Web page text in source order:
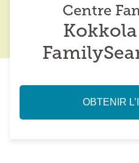
Centre
OBTENIR